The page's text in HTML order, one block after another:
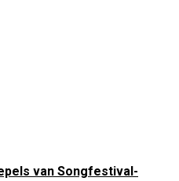
van Songfestival-